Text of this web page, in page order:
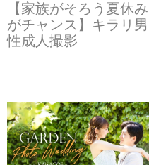
【家族がそろう夏休み
がチャンス】キラリ男
性成人撮影